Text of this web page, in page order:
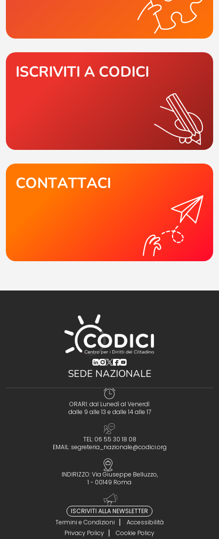
ISCRIVITI A CODICI
CONTATTACI
(opens in a new tab)
(opens in a new tab)
(opens in a new tab)
(opens in a new tab)
(opens in a new tab)
SEDE NAZIONALE
ORARI: dal Lunedì al Venerdì
dalle 9 alle 13 e dalle 14 alle 17
TEL: 06 55 30 18 08
EMAIL: segreteria_nazionale@codici.org
INDIRIZZO: Via Giuseppe Belluzzo,
1 - 00149 Roma
ISCRIVITI ALLA NEWSLETTER
Termini e Condizioni
Accessibilità
Privacy Policy
Cookie Policy